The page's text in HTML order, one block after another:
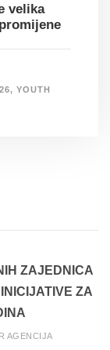
velika
, YOUTH
ZAJEDNICA
ZA
AGENCIJA